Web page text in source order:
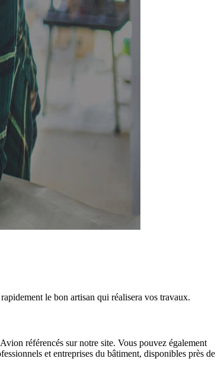
le bon artisan qui réalisera vos travaux.
référencés sur notre site. Vous pouvez également
et entreprises du bâtiment, disponibles près de